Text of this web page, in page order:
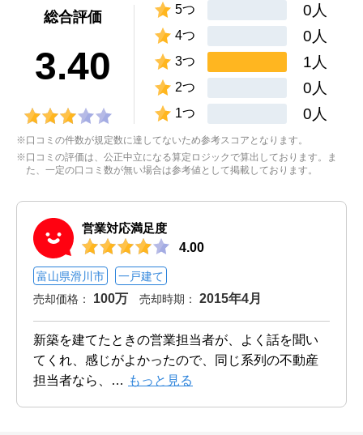
総合評価
3.40
5つ 0人
4つ 0人
3つ 1人
2つ 0人
1つ 0人
※口コミの件数が規定数に達してないため参考スコアとなります。
※口コミの評価は、公正中立になる算定ロジックで算出しております。ま
た、一定の口コミ数が無い場合は参考値として掲載しております。
営業対応満足度
4.00
富山県滑川市
一戸建て
売却価格：
100万 売却時期： 2015年4月
新築を建てたときの営業担当者が、よく話を聞い
てくれ、感じがよかったので、同じ系列の不動産
担当者なら、
… もっと見る